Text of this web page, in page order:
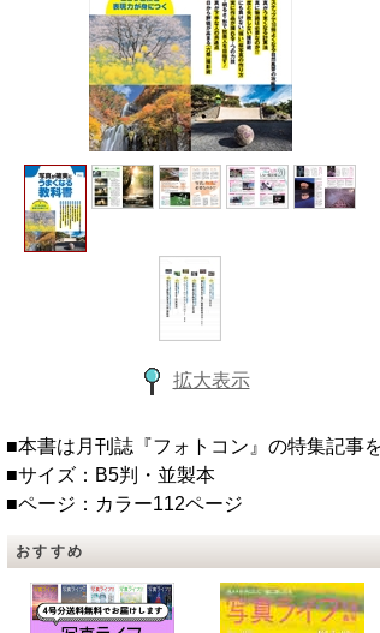
拡大表示
■本書は月刊誌『フォトコン』の特集記事
■サイズ：B5判・並製本
■ページ：カラー112ページ
おすすめ